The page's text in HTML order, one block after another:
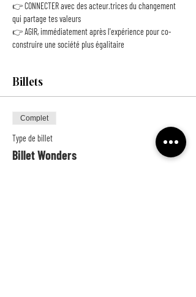
👉 CONNECTER avec des acteur.trices du changement
qui partage tes valeurs
👉 AGIR, immédiatement après l'expérience pour co-
construire une société plus égalitaire
Billets
Complet
Type de billet
Billet Wonders